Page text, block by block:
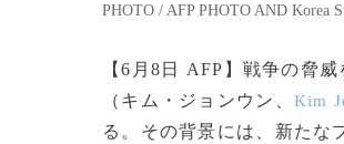
PHOTO / AFP PHOTO AND Korea
【6月8日 AFP】戦争の脅
（キム・ジョンウン、 Kim
る。その背景には、新たな